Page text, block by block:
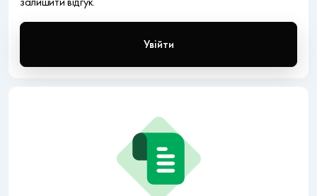
Увійти